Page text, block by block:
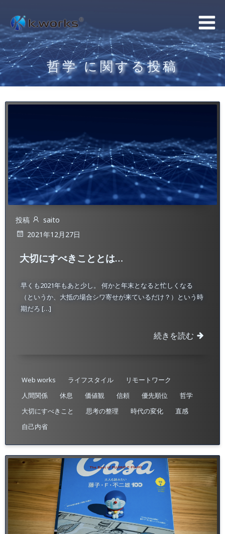
テ
ン
ツ
へ
キ
哲学 に関する投稿
投稿
saito
2021年12月27日
大切にすべきこととは…
早くも2021年もあと少し。 何かと年末となると忙しくなる
（というか、大抵の場合シワ寄せが来ているだけ？）という時
期だろ […]
続きを読む
Web works ライフスタイル
リモートワーク
人間関係
休息 価値観 信頼 優先順位
哲学
大切にすべきこと
思考の整理 時代の変化
直感
自己内省